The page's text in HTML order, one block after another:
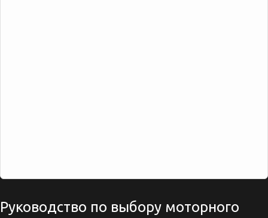
Руководство по выбору моторного